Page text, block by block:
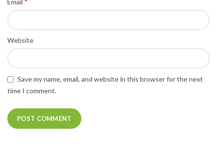
Email
Website
Save my name, email, and website in this browser for the next
time I comment.